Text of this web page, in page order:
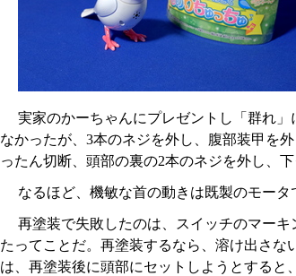
実家のかーちゃんにプレゼントし「群れ
なかったが、3本のネジを外し、腹部装甲を
ったん切断、頭部の裏の2本のネジを外し、
なるほど、機敏な首の動きは既製のモー
再塗装で失敗したのは、スイッチのマー
たってことだ。再塗装するなら、溶け出さ
は、再塗装後に頭部にセットしようとすると